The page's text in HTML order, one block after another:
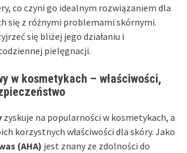
co czyni go idealnym rozwiązaniem dla
się z różnymi problemami skórnymi.
się bliżej jego działaniu i
pielęgnacji.
w kosmetykach – właściwości,
zyskuje na popularności w kosmetykach, a
korzystnych właściwości dla skóry. Jako
(AHA) jest znany ze zdolności do